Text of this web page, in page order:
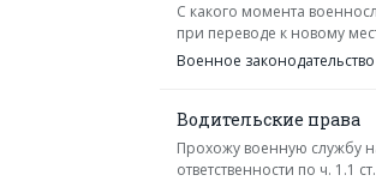
С какого момента
при переводе к новому
Военное законодательство
Водительские права
Прохожу военную службу
ответственности по ч. 1.1